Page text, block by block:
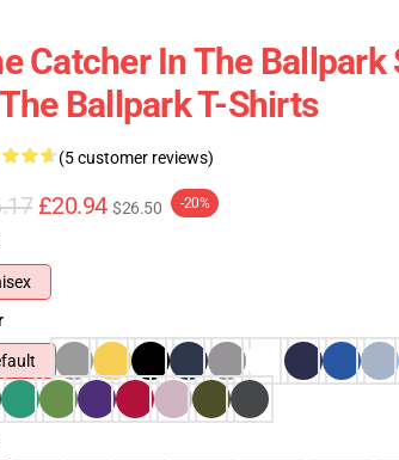
Catcher In The Ballpark
Ballpark T-Shirts
(5 customer reviews)
£20.94 $26.50 -20%